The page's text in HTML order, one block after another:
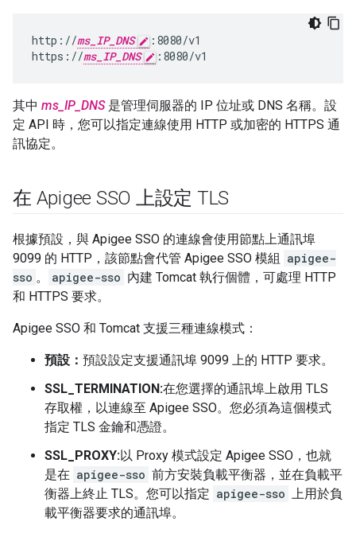
http://ms_IP_DNS
:8080/v1
https://ms_IP_DNS :8080/v1
其中 ms_IP_DNS是管理伺服器的 IP 位址或 DNS 名稱。設
定 API 時，您可以指定連線使用 HTTP 或加密的 HTTPS 通
訊協定。
在 Apigee SSO 上設定 TLS
根據預設，與 Apigee SSO 的連線會使用節點上通訊埠
9099 的 HTTP，該節點會代管 Apigee SSO 模組
apigee-
sso 。 apigee-sso 內建 Tomcat 執行個體，可處理 HTTP
和 HTTPS 要求。
Apigee SSO 和 Tomcat 支援三種連線模式：
預設： 預設設定支援通訊埠 9099 上的 HTTP 要求。
SSL_TERMINATION:在您選擇的通訊埠上啟用 TLS
存取權，以連線至 Apigee SSO。您必須為這個模式
指定 TLS 金鑰和憑證。
SSL_PROXY:以 Proxy 模式設定 Apigee SSO，也就
是在 apigee-sso 前方安裝負載平衡器，並在負載平
衡器上終止 TLS。您可以指定 apigee-sso 上用於負
載平衡器要求的通訊埠。